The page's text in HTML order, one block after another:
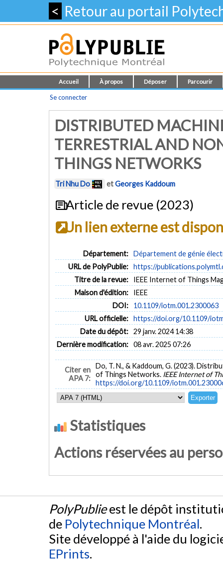
< Retour au portail
Accueil À propos Déposer Parcourir
Se connecter
DISTRIBUTED
TERRESTRIAL AND
THINGS NETWORKS
Tri Nhu Do etGeorges Kaddoum
Article de revue (2023)
Un lien externe est
Département: Département de génie
URL de PolyPublie: https://
Titre de la revue:
IEEE Internet of Things
Maison d'édition:
IEEE
DOI:
10.1109/iotm.001.2300063
URL officielle: https://doi.org/10.1109/
Date du dépôt: 29 janv. 2024 14:38
Dernière modification: 08 avr. 2025 07:26
Citer en
APA 7:
Do, T. N., & Kaddoum, G. (2023).
of Things Networks. IEEE Internet of
https://doi.org/10.1109/
Statistiques
Actions réservées au
PolyPublieest le dépôt
de Polytechnique Montréal.
Site développé à l'aide du
EPrints.